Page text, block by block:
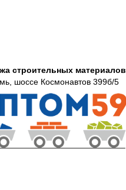
строительных материалов
шоссе Космонавтов 399б/5